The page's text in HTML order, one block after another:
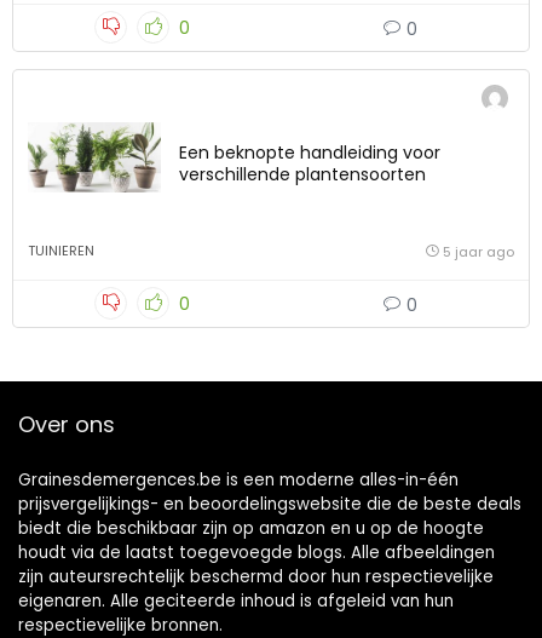
0 0
Een beknopte handleiding voor
verschillende plantensoorten
TUINIEREN 5 jaar ago
0 0
Over ons
Grainesdemergences.be is een moderne alles-in-één
prijsvergelijkings- en beoordelingswebsite die de beste deals
biedt die beschikbaar zijn op amazon en u op de hoogte
houdt via de laatst toegevoegde blogs. Alle afbeeldingen
zijn auteursrechtelijk beschermd door hun respectievelijke
eigenaren. Alle geciteerde inhoud is afgeleid van hun
respectievelijke bronnen.